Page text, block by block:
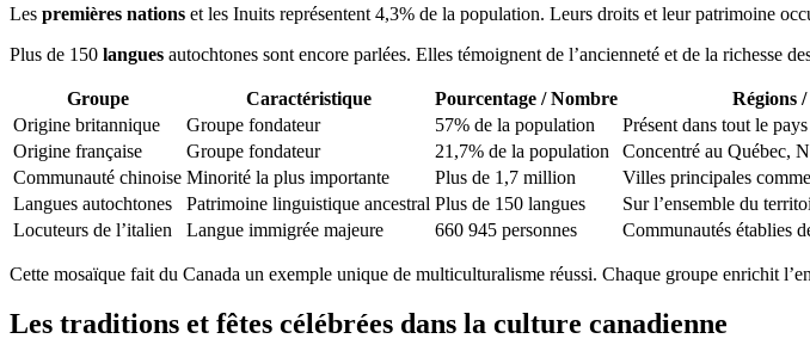
Les premières nations et les Inuits représentent 4,3% de la population. Leurs droits et leur patrimoine
Plus de 150 langues autochtones sont encore parlées. Elles témoignent de l’ancienneté et de la richesse
Groupe Caractéristique Pourcentage / Nombre
Régions /
Origine britannique
Groupe fondateur 57% de la population
Présent dans tout le pays
Origine française
Groupe fondateur 21,7% de la population
Concentré au Québec,
Communauté chinoise Minorité la plus importante Plus de 1,7 million
Villes principales
Langues autochtones
Patrimoine linguistique ancestral Plus de 150 langues
Sur l’ensemble du
Locuteurs de l’italien
Langue immigrée majeure 660 945 personnes Communautés établies
Cette mosaïque fait du Canada un exemple unique de multiculturalisme réussi. Chaque groupe enrichit
Les traditions et fêtes célébrées dans la culture canadienne